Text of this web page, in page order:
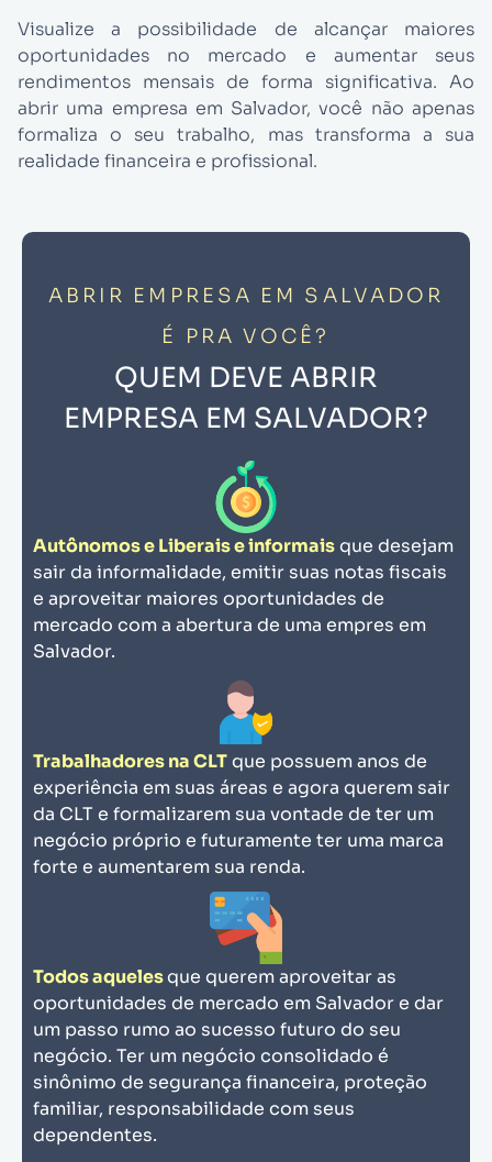
Visualize a possibilidade de alcançar maiores
oportunidades no mercado e aumentar seus
rendimentos mensais de forma significativa. Ao
abrir uma empresa em Salvador, você não apenas
formaliza o seu trabalho, mas transforma a sua
realidade financeira e profissional.
ABRIR EMPRESA EM SALVADOR
É PRA VOCÊ?
QUEM DEVE ABRIR
EMPRESA EM SALVADOR?
Autônomos e Liberais e informaisque desejam
sair da informalidade, emitir suas notas fiscais
e aproveitar maiores oportunidades de
mercado com a abertura de uma empres em
Salvador.
Trabalhadores na CLTque possuem anos de
experiência em suas áreas e agora querem sair
da CLT e formalizarem sua vontade de ter um
negócio próprio e futuramente ter uma marca
forte e aumentarem sua renda.
Todos aquelesque querem aproveitar as
oportunidades de mercado em Salvador e dar
um passo rumo ao sucesso futuro do seu
negócio. Ter um negócio consolidado é
sinônimo de segurança financeira, proteção
familiar, responsabilidade com seus
dependentes.